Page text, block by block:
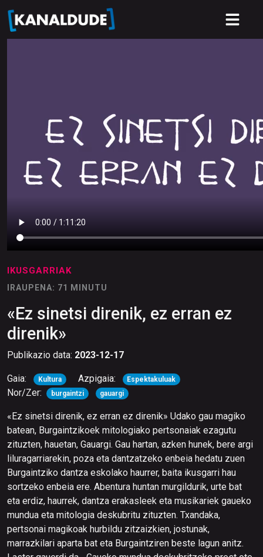
IKUSGARRIAK
IRAUPENA: 71 MINUTU
«Ez sinetsi direnik, ez erran ez
direnik»
Publikazio data: 2023-12-17
Gaia: Kultura Azpigaia: Espektakuluak
Nor/Zer: burgaintzi gauargi
«Ez sinetsi direnik, ez erran ez direnik» Udako gau magiko
batean, Burgaintzikoek mitologiako pertsonaiak ezagutu
zituzten, hauetan, Gauargi. Gau hartan, azken hunek, bere argi
liluragarriarekin, poza eta dantzatzeko enbeia hedatu zuen
Burgaintziko dantza eskolako haurrer, baita ikusgarri hau
sortzeko enbeia ere. Abentura huntan murgildurik, urte bat
eta erdiz, haurrek, dantza erakasleek eta musikariek gaueko
mundua eta mitologia deskubritu zituzten. Txandaka,
pertsonai magikoak hurbildu zitzaizkien, jostunak,
marrazkilari aparta bat eta Burgaintziren beste lagun anitz.